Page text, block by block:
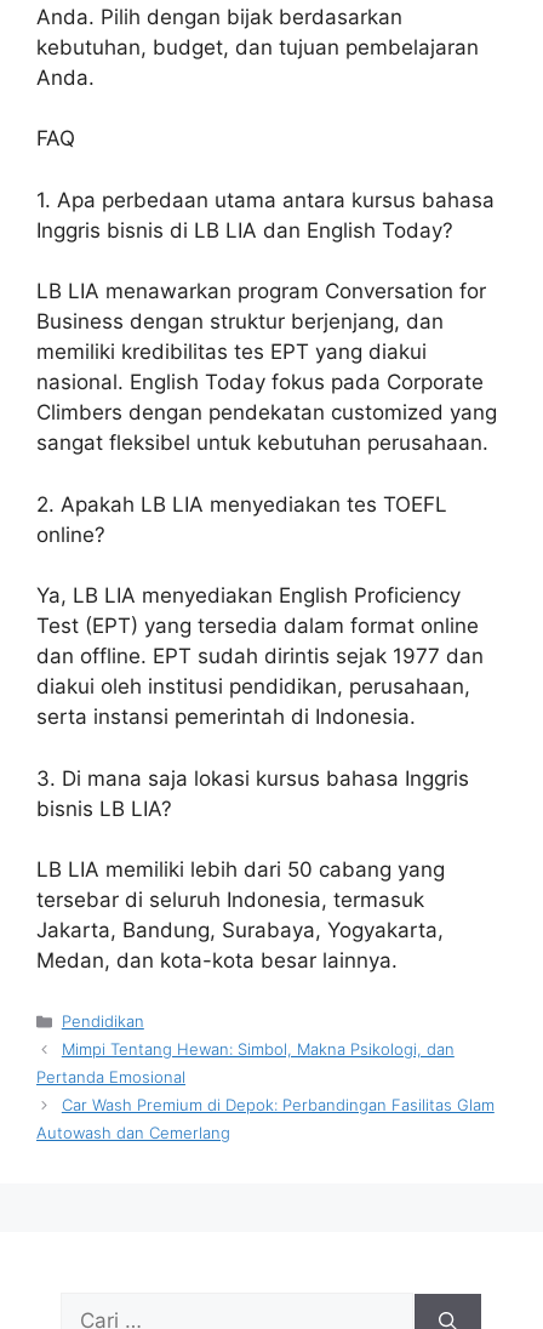
Anda. Pilih dengan bijak berdasarkan
kebutuhan, budget, dan tujuan pembelajaran
Anda.
FAQ
1. Apa perbedaan utama antara kursus bahasa
Inggris bisnis di LB LIA dan English Today?
LB LIA menawarkan program Conversation for
Business dengan struktur berjenjang, dan
memiliki kredibilitas tes EPT yang diakui
nasional. English Today fokus pada Corporate
Climbers dengan pendekatan customized yang
sangat fleksibel untuk kebutuhan perusahaan.
2. Apakah LB LIA menyediakan tes TOEFL
online?
Ya, LB LIA menyediakan English Proficiency
Test (EPT) yang tersedia dalam format online
dan offline. EPT sudah dirintis sejak 1977 dan
diakui oleh institusi pendidikan, perusahaan,
serta instansi pemerintah di Indonesia.
3. Di mana saja lokasi kursus bahasa Inggris
bisnis LB LIA?
LB LIA memiliki lebih dari 50 cabang yang
tersebar di seluruh Indonesia, termasuk
Jakarta, Bandung, Surabaya, Yogyakarta,
Medan, dan kota-kota besar lainnya.
Kategori
Pendidikan
Mimpi Tentang Hewan: Simbol, Makna Psikologi, dan
Pertanda Emosional
Car Wash Premium di Depok: Perbandingan Fasilitas Glam
Autowash dan Cemerlang
Cari